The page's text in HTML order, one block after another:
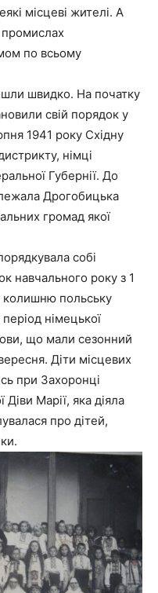
місцеві жителі. А
промислах
по всьому
швидко. На початку
свій порядок у
1941 року Східну
німці
Губернії. До
Дрогобицька
громад якої
собі
навчального року з 1
колишню польську
німецької
що мали сезонний
Діти місцевих
при Захоронці
Марії, яка діяла
про дітей,